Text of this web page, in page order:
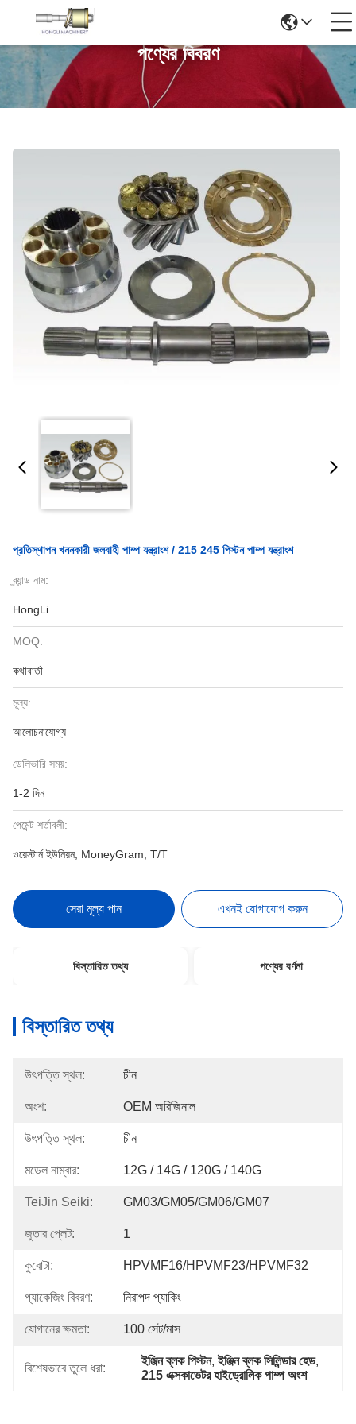
পণ্যের বিবরণ
প্রতিস্থাপন খননকারী জলবাহী পাম্প যন্ত্রাংশ / 215 245 পিস্টন পাম্প যন্ত্রাংশ
ব্র্যান্ড নাম:
HongLi
MOQ:
কথাবার্তা
মূল্য:
আলোচনাযোগ্য
ডেলিভারি সময়:
1-2 দিন
পেমেন্ট শর্তাবলী:
ওয়েস্টার্ন ইউনিয়ন, MoneyGram, T/T
সেরা মূল্য পান এখনই যোগাযোগ করুন
বিস্তারিত তথ্য পণ্যের বর্ণনা
বিস্তারিত তথ্য
উৎপত্তি স্থল: চীন
অংশ: OEM অরিজিনাল
উৎপত্তি স্থল: চীন
মডেল নাম্বার: 12G / 14G / 120G / 140G
TeiJin Seiki: GM03/GM05/GM06/GM07
জুতার প্লেট: 1
কুবোটা: HPVMF16/HPVMF23/HPVMF32
প্যাকেজিং বিবরণ: নিরাপদ প্যাকিং
যোগানের ক্ষমতা: 100 সেট/মাস
বিশেষভাবে তুলে ধরা:
ইঞ্জিন ব্লক পিস্টন, ইঞ্জিন ব্লক সিলিন্ডার হেড,
215 এক্সকাভেটর হাইড্রোলিক পাম্প অংশ